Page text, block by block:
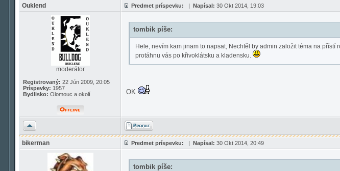
Ouklend Predmet príspevku: | Napísal: 30 Okt 2014, 19:03
moderátor
Registrovaný: 22 Jún 2009, 20:05
Príspevky: 1957
Bydlisko: Olomouc a okolí
tombik píše:
Hele, nevím kam jinam to napsat, Nechtěl by admin založit téma na
protáhnu vás po křivoklátsku a kladensku.
OK
Hore
bikerman Predmet príspevku: | Napísal: 30 Okt 2014, 20:49
tombik píše: